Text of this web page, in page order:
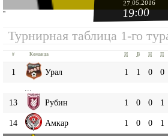
27.05.2016
19:00
''
Турнирная таблица 1-го
# Команда И В Н П
1 Урал 1 1 0 0
13
Рубин 1 0 0 1
14 Амкар 1 0 0 1